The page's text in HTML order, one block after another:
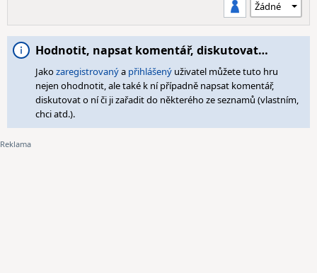
Hodnotit, napsat komentář, diskutovat…
Jakozaregistrovanýa přihlášený uživatel můžete tuto hru
nejen ohodnotit, ale také k ní případně napsat komentář,
diskutovat o ní či ji zařadit do některého ze seznamů (vlastním,
chci atd.).